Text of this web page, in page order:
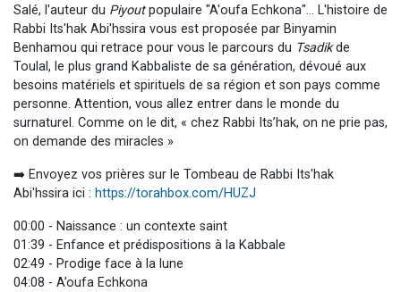
Salé, l'auteur du Piyoutpopulaire "A'oufa Echkona"... L'histoire de
Rabbi Its'hak Abi'hssira vous est proposée par Binyamin
Benhamou qui retrace pour vous le parcours du Tsadikde
Toulal, le plus grand Kabbaliste de sa génération, dévoué aux
besoins matériels et spirituels de sa région et son pays comme
personne. Attention, vous allez entrer dans le monde du
surnaturel. Comme on le dit, « chez Rabbi Its’hak, on ne prie pas,
on demande des miracles »
➡️ Envoyez vos prières sur le Tombeau de Rabbi Its'hak
Abi'hssira ici : https://torahbox.com/HUZJ
00:00 - Naissance : un contexte saint
01:39 - Enfance et prédispositions à la Kabbale
02:49 - Prodige face à la lune
04:08 - A’oufa Echkona